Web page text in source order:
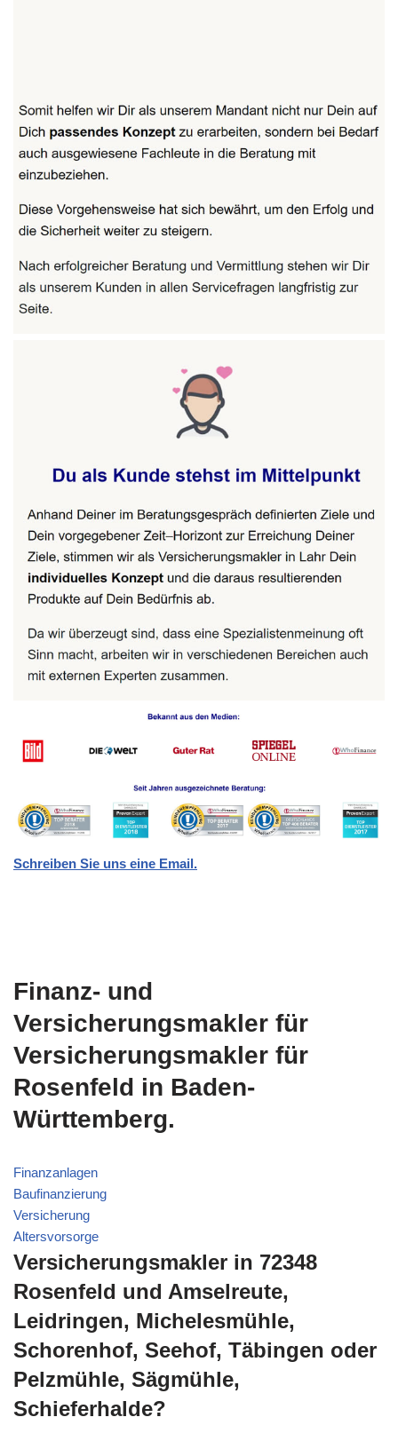
Schreiben Sie uns eine Email.
Finanz- und
Versicherungsmakler für
Versicherungsmakler für
Rosenfeld in Baden-
Württemberg.
Finanzanlagen
Baufinanzierung
Versicherung
Altersvorsorge
Versicherungsmakler in 72348
Rosenfeld und Amselreute,
Leidringen, Michelesmühle,
Schorenhof, Seehof, Täbingen oder
Pelzmühle, Sägmühle,
Schieferhalde?